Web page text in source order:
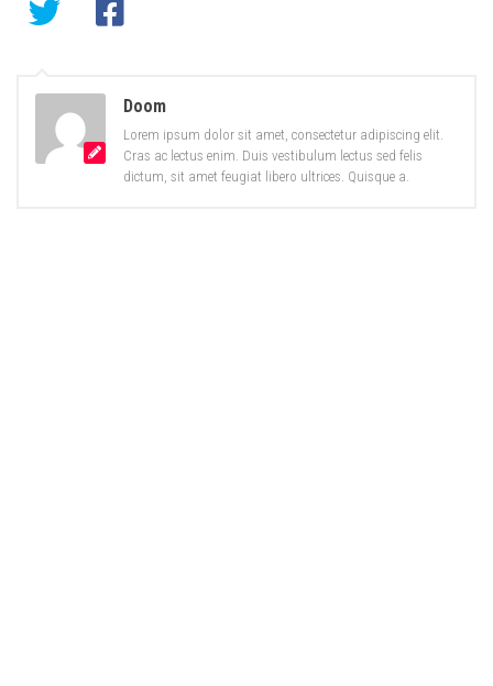
Doom
Lorem ipsum dolor sit amet, consectetur adipiscing elit.
Cras ac lectus enim. Duis vestibulum lectus sed felis
dictum, sit amet feugiat libero ultrices. Quisque a.